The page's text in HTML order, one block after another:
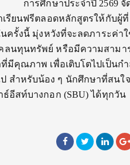
จั
รียนฟรีตลอดหลักสูตรให้กับผู้ที่
ครั้งนี้ มุ่งหวังที่จะลดภาระค่าใ
ลนทุนทรัพย์ หรือมีความสามา
มีคุณภาพ เพื่อเติบโตไปเป็นกำ
สำหรับน้อง ๆ นักศึกษาที่สนใจ
อีสท์บางกอก (SBU) ได้ทุกวัน